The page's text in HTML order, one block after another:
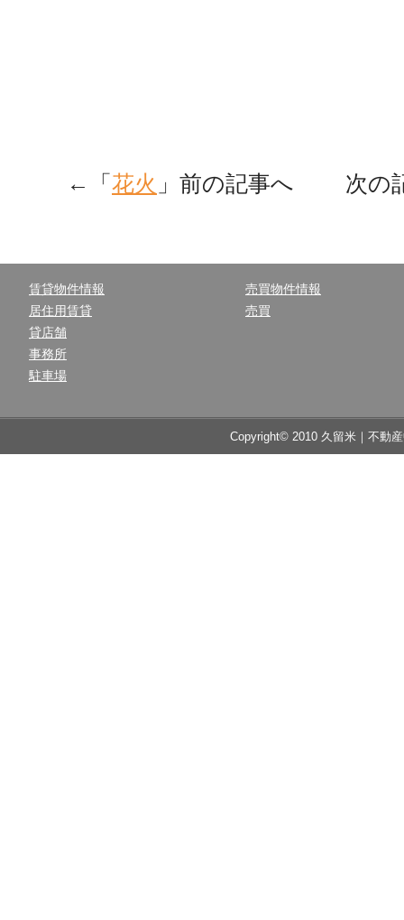
←「 花火 」前の記事へ 次の
賃貸物件情報
居住用賃貸
貸店舗
事務所
駐車場
売買物件情報
売買
Copyright© 2010 久留米｜不動